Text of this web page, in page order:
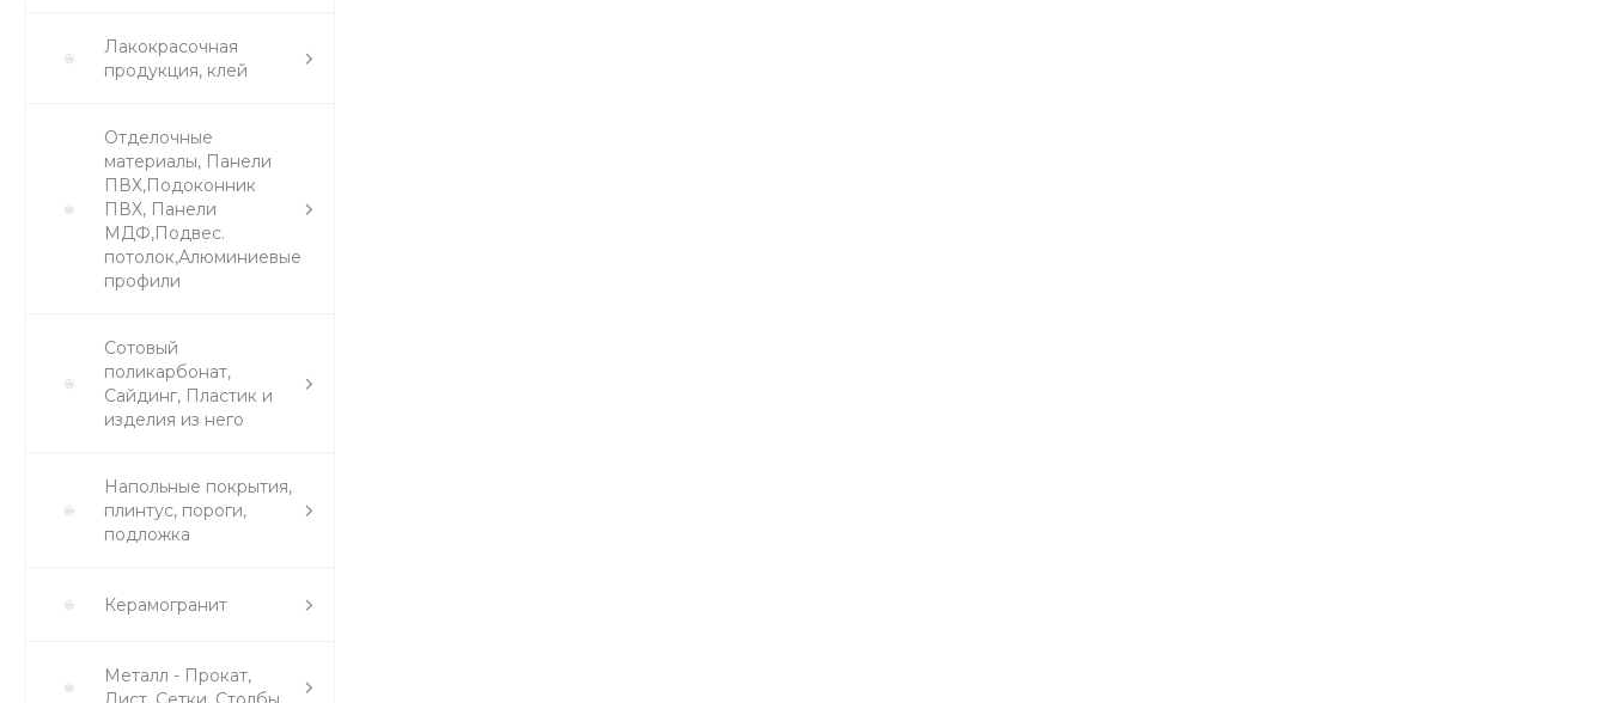
Лакокрасочная
продукция, клей
Отделочные
материалы, Панели
ПВХ,Подоконник
ПВХ, Панели
МДФ,Подвес.
потолок,Алюминиевые
профили
Сотовый
поликарбонат,
Сайдинг, Пластик и
изделия из него
Напольные покрытия,
плинтус, пороги,
подложка
Керамогранит
Металл - Прокат,